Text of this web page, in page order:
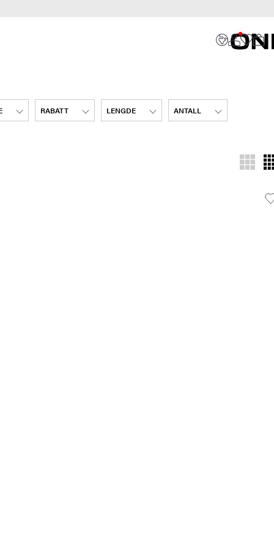
RABATT LENGDE ANTALL